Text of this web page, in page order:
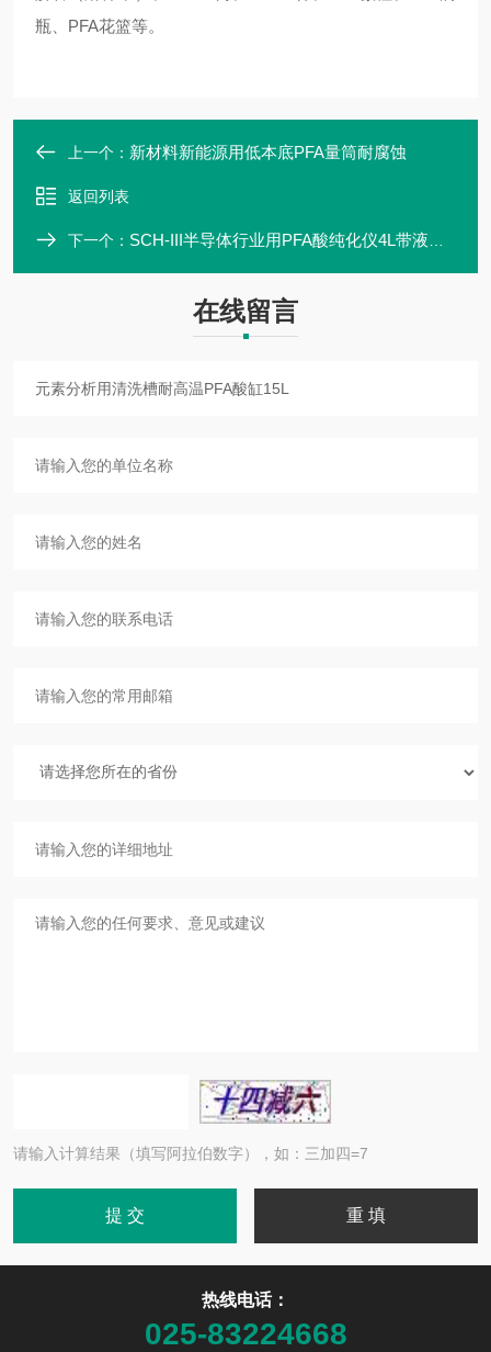
瓶、PFA花篮等。
上一个： 新材料新能源用低本底PFA量筒耐腐蚀
返回列表
下一个： SCH-III半导体行业用PFA酸纯化仪4L带液晶显示屏
在线留言
请输入计算结果（填写阿拉伯数字），如：三加四=7
热线电话：
025-83224668